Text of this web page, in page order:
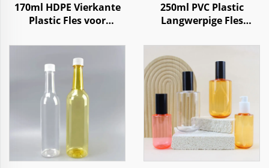
170ml HDPE Vierkante
Plastic Fles voor
Vloeistoffen, Poeders
opslag met kindveilige
dop
250ml PVC Plastic
Langwerpige Fles
Motor Additief
Brandstofolie